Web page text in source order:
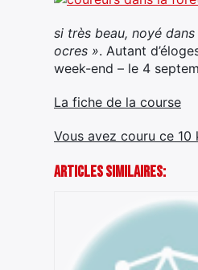
si très beau, noyé
ocres ». Autant
week-end – le 4
La fiche de la course
Vous avez couru ce
Articles Similaires: